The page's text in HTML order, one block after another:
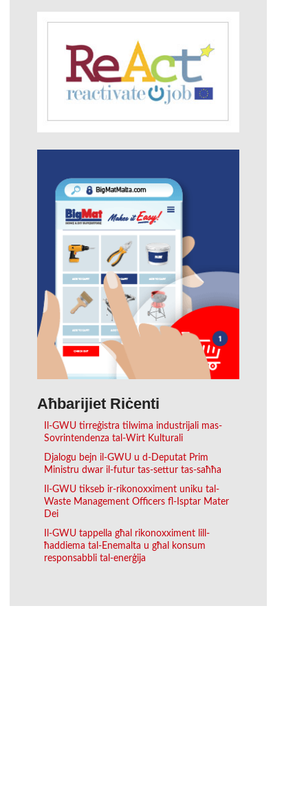
Aħbarijiet Riċenti
Il-GWU tirreġistra tilwima industrijali mas-
Sovrintendenza tal-Wirt Kulturali
Djalogu bejn il-GWU u d-Deputat Prim
Ministru dwar il-futur tas-settur tas-saħħa
Il-GWU tikseb ir-rikonoxximent uniku tal-
Waste Management Officers fl-Isptar Mater
Dei
Il-GWU tappella għal rikonoxximent lill-
ħaddiema tal-Enemalta u għal konsum
responsabbli tal-enerġija